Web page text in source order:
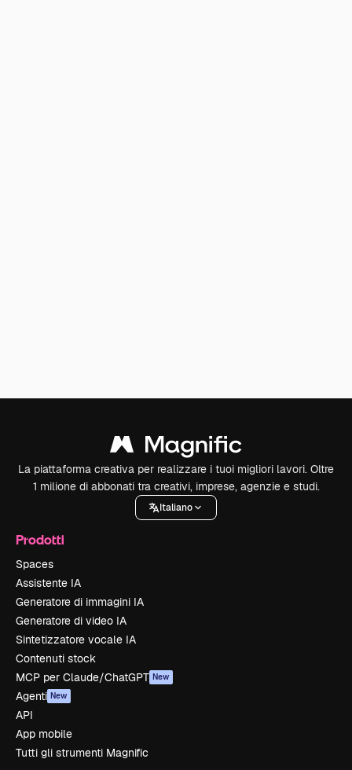
La piattaforma creativa per realizzare i tuoi migliori lavori. Oltre
1 milione di abbonati tra creativi, imprese, agenzie e studi.
Italiano
Prodotti
Spaces
Assistente IA
Generatore di immagini IA
Generatore di video IA
Sintetizzatore vocale IA
Contenuti stock
MCP per Claude/ChatGPT New
Agenti New
API
App mobile
Tutti gli strumenti Magnific